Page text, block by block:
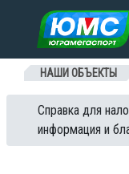
Перейти к
НАШИ ОБЪЕКТЫ
Справка для
информация и